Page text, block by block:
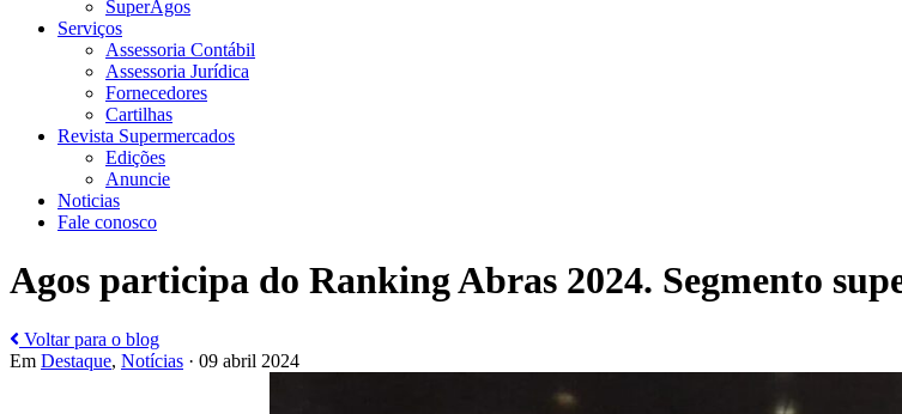
SuperAgos
Serviços
Assessoria Contábil
Assessoria Jurídica
Fornecedores
Cartilhas
Revista Supermercados
Edições
Anuncie
Noticias
Fale conosco
Agos participa do Ranking Abras 2024. Segmento
Voltar para o blog
Em Destaque, Notícias · 09 abril 2024